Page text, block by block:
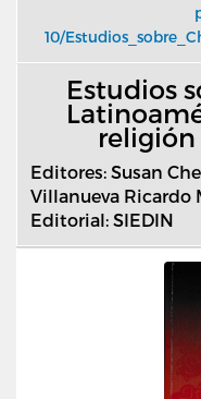
10/
Estudios
Editores: Susan
Villanueva Ricardo
Editorial: SIEDIN